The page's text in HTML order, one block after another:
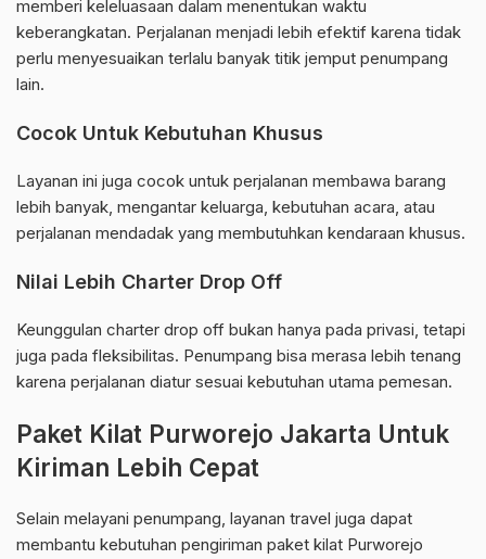
memberi keleluasaan dalam menentukan waktu
keberangkatan. Perjalanan menjadi lebih efektif karena tidak
perlu menyesuaikan terlalu banyak titik jemput penumpang
lain.
Cocok Untuk Kebutuhan Khusus
Layanan ini juga cocok untuk perjalanan membawa barang
lebih banyak, mengantar keluarga, kebutuhan acara, atau
perjalanan mendadak yang membutuhkan kendaraan khusus.
Nilai Lebih Charter Drop Off
Keunggulan charter drop off bukan hanya pada privasi, tetapi
juga pada fleksibilitas. Penumpang bisa merasa lebih tenang
karena perjalanan diatur sesuai kebutuhan utama pemesan.
Paket Kilat Purworejo Jakarta Untuk
Kiriman Lebih Cepat
Selain melayani penumpang, layanan travel juga dapat
membantu kebutuhan pengiriman paket kilat Purworejo